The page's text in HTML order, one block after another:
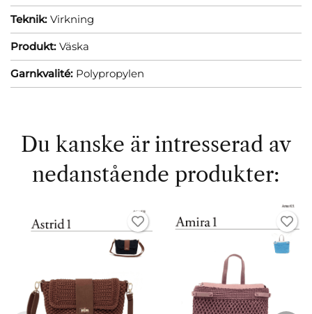
Teknik: Virkning
Produkt: Väska
Garnkvalité: Polypropylen
Du kanske är intresserad av
nedanstående produkter: